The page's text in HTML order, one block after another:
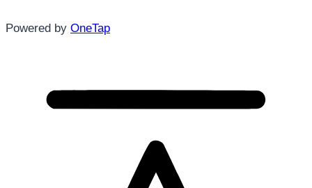
Powered by OneTap